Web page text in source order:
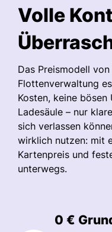
Volle
Das Preismodell
Flottenverwaltung
Kosten, keine
Ladesäule – nur
sich verlassen
wirklich nutzen: mit
Kartenpreis und
unterwegs.
0 €